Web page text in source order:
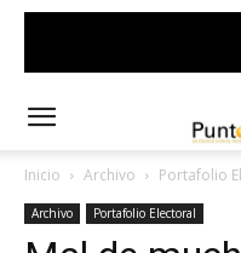
Inicio Archivo Portafolio
Archivo Portafolio Electoral